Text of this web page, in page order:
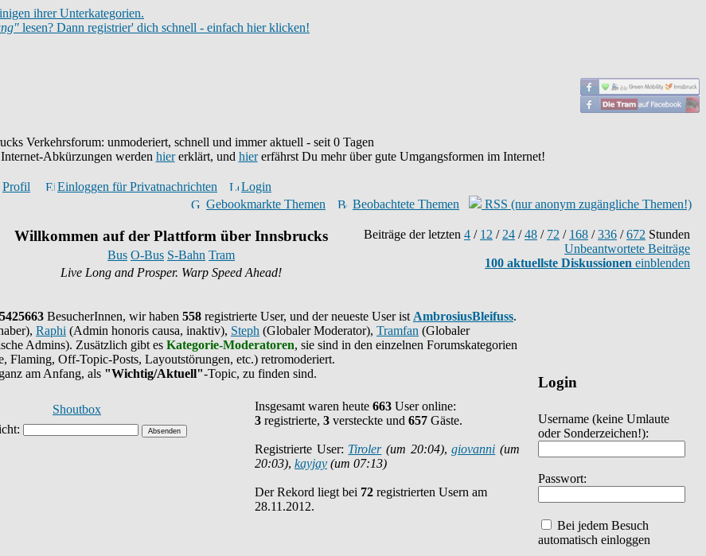
ihrer Unterkategorien.
lesen? Dann registrier' dich schnell - einfach hier klicken!
Verkehrsforum: unmoderiert, schnell und immer aktuell - seit 0 Tagen
Abkürzungen werden hiererklärt, und hiererfährst Du mehr über gute Umgangsformen im Internet!
Profil Einloggen für Privatnachrichten
Login
Gebookmarkte Themen
Beobachtete Themen RSS (nur anonym zugängliche Themen!)
Willkommen auf der Plattform über Innsbrucks
Bus O-Bus S-Bahn Tram
Live Long and Prosper. Warp Speed Ahead!
Beiträge der letzten 4 / 12 / 24 /48 / 72 / 168 /336 /672 Stunden
Unbeantwortete Beiträge
100 aktuellste Diskussionen einblenden
Login
Username (keine Umlaute
oder Sonderzeichen!):
Passwort:
Bei jedem Besuch
automatisch einloggen
BesucherInnen, wir haben 558 registrierte User, und der neueste User ist AmbrosiusBleifuss.
Raphi (Admin honoris causa, inaktiv), Steph (Globaler Moderator), Tramfan (Globaler
Admins). Zusätzlich gibt es Kategorie-Moderatoren, sie sind in den einzelnen Forumskategorien
Flaming, Off-Topic-Posts, Layoutstörungen, etc.) retromoderiert.
am Anfang, als "Wichtig/Aktuell"-Topic, zu finden sind.
Shoutbox Insgesamt waren heute 663 User online:
3 registrierte, 3 versteckte und 657 Gäste.
Registrierte User: Tiroler(um 20:04),giovanni (um
20:03), kayjay (um 07:13)
Der Rekord liegt bei 72 registrierten Usern am
28.11.2012.